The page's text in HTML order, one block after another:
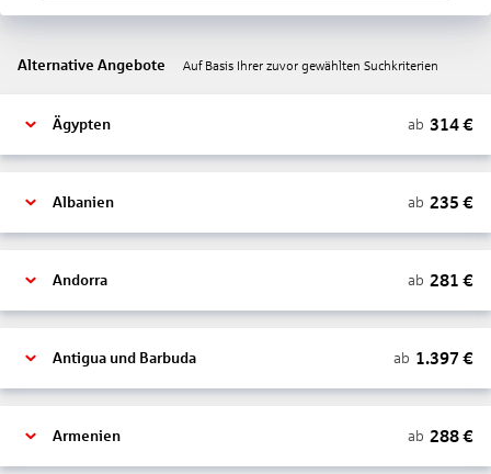
Alternative Angebote Auf Basis Ihrer zuvor gewählten Suchkriterien
Ägypten ab 314€
Albanien ab 235 €
Andorra ab 281 €
Antigua und Barbuda ab 1.397 €
Armenien ab 288€